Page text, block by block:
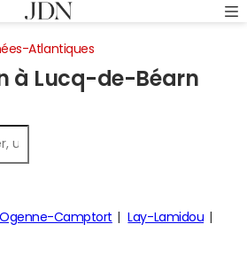
Atlantiques
à Lucq-de-Béarn
Ogenne-Camptort
Lay-Lamidou